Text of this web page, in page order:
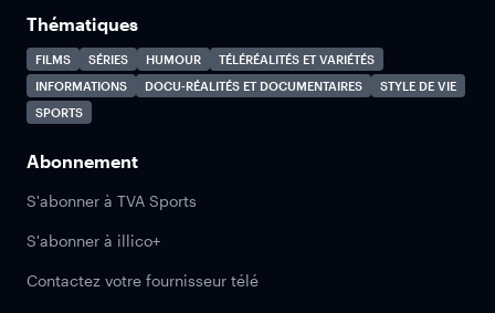
Thématiques
FILMS SÉRIES HUMOUR
TÉLÉRÉALITÉS ET VARIÉTÉS
INFORMATIONS
DOCU-RÉALITÉS ET DOCUMENTAIRES
STYLE DE VIE
SPORTS
Abonnement
S'abonner à TVA Sports
S'abonner à illico+
Contactez votre fournisseur télé